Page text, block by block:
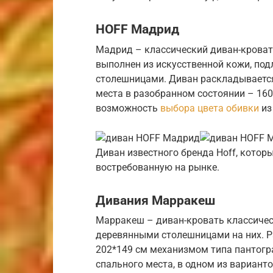
HOFF Мадрид
Мадрид – классический диван-
выполнен из искусственной кожи,
столешницами. Диван
места в разобранном состоянии –
возможность выбора цвета обивки
Диван известного бренда Hoff,
востребованную на рынке.
Дивания Марракеш
Марракеш – диван-кровать
деревянными столешницами на них.
202*149 см механизмом типа
спального места, в одном из